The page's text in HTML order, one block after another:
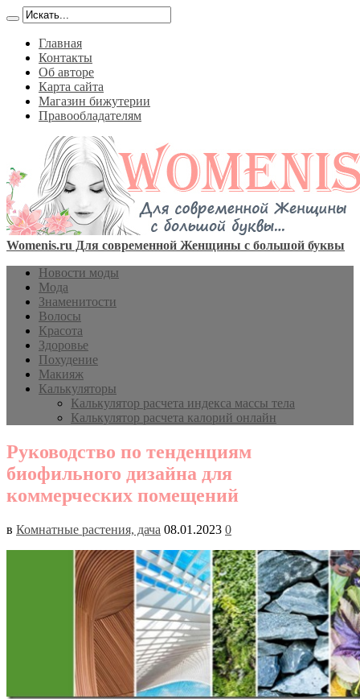
Главная
Контакты
Об авторе
Карта сайта
Магазин бижутерии
Правообладателям
Womenis.ru Для современной Женщины с большой буквы
Новости моды
Мода
Знаменитости
Волосы
Красота
Здоровье
Похудение
Макияж
Калькуляторы
Калькулятор расчета индекса массы тела
Калькулятор расчета калорий онлайн
Руководство по тенденциям
биофильного дизайна для
коммерческих помещений
в Комнатные растения, дача 08.01.2023 0